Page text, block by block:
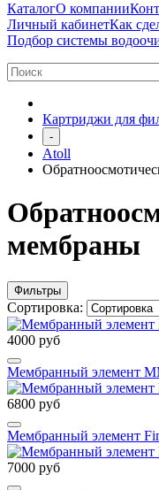
КаталогО компании
Личный кабинетКак
Подбор системы
Картриджи для
-
Atoll
мембраны
Фильтры
Сортировка:
4000 руб
Мембранный элемент
6800 руб
Мембранный элемент
7000 руб